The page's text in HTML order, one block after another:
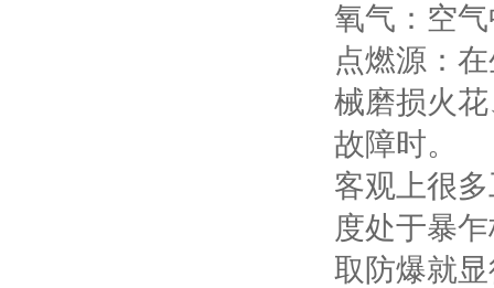
氧气：空
点燃源：
械磨损火
故障时。
客观上很
度处于暴
取防爆就